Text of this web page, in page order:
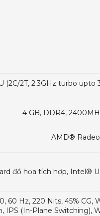
2T, 2.3GHz turbo upto
4 GB, DDR4,
AMD®
đồ họa tích hợp, Intel®
60 Hz, 220 Nits, 45% CG,
IPS (In-Plane Switching),